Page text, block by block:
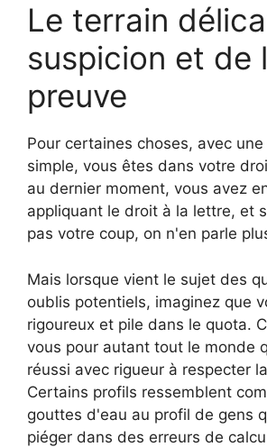
Le terrain
suspicion et de
preuve
Pour certaines choses, avec
simple, vous êtes dans votre
au dernier moment, vous avez
appliquant le droit à la lettre, et
pas votre coup, on n'en parle
Mais lorsque vient le sujet des
oublis potentiels, imaginez que
rigoureux et pile dans le quota.
vous pour autant tout le monde
réussi avec rigueur à respecter
Certains profils ressemblent
gouttes d'eau au profil de gens
piéger dans des erreurs de